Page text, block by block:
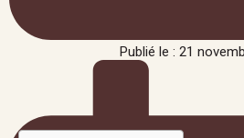
Publié le : 21